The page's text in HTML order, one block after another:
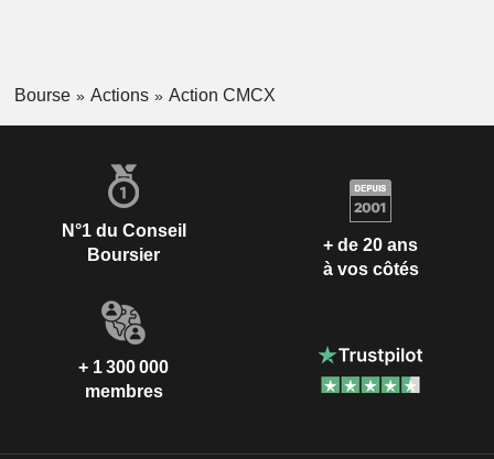
Bourse Actions Action CMCX
N°1 du Conseil
Boursier
+ de 20 ans
à vos côtés
+ 1 300 000
membres